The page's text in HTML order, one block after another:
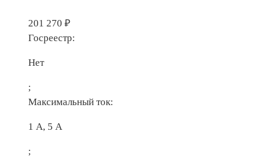
201 270 ₽
Госреестр:
Нет
;
Максимальный ток:
1 А, 5 А
;